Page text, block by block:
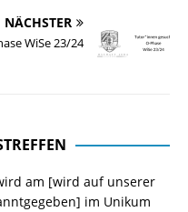
NÄCHSTER
WiSe 23/24
am [wird auf unserer
im Unikum